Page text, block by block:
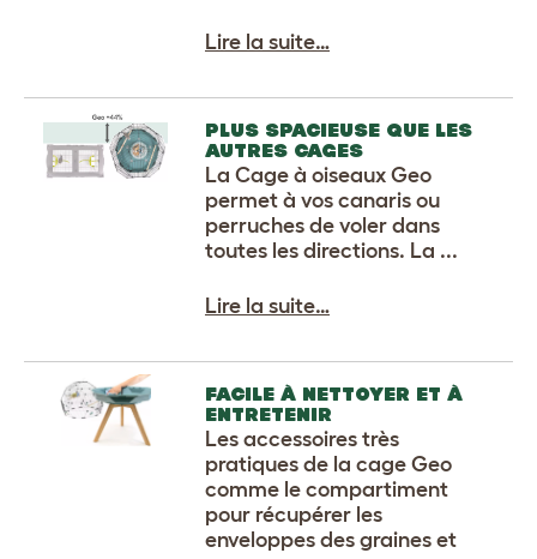
Lire la suite…
PLUS SPACIEUSE QUE LES
AUTRES CAGES
La Cage à oiseaux Geo
permet à vos canaris ou
perruches de voler dans
toutes les directions. La ...
Lire la suite…
FACILE À NETTOYER ET À
ENTRETENIR
Les accessoires très
pratiques de la cage Geo
comme le compartiment
pour récupérer les
enveloppes des graines et